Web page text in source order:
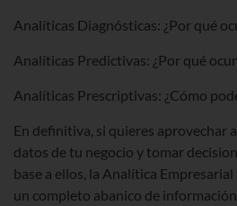
Analíticas Diagnósticas: ¿Por qué
Analíticas Predictivas: ¿Por qué
Analíticas Prescriptivas: ¿Cómo
En definitiva, si quieres aprovechar
datos de tu negocio y tomar
base a ellos, la Analítica
un completo abanico de información